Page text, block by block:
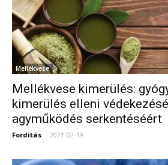
Mellékvese
Mellékvese kimerülés:
kimerülés elleni
agyműködés serkentéséért
Fordítás - 2021-02-19